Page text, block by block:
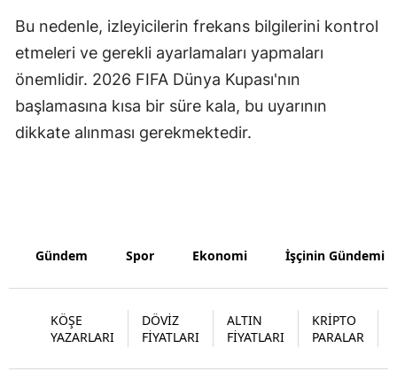
Samsun
Şanlıurfa
Uşak
Bu nedenle, izleyicilerin frekans bilgilerini kontrol
etmeleri ve gerekli ayarlamaları yapmaları
önemlidir. 2026 FIFA Dünya Kupası'nın
başlamasına kısa bir süre kala, bu uyarının
dikkate alınması gerekmektedir.
Gündem Spor Ekonomi İşçinin Gündemi
KÖŞE
YAZARLARI
DÖVİZ
FİYATLARI
ALTIN
FİYATLARI
KRİPTO
PARALAR